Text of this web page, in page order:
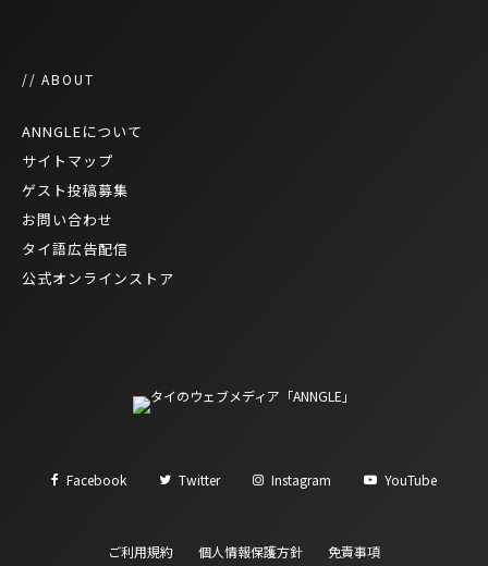
// ABOUT
ANNGLEについて
サイトマップ
ゲスト投稿募集
お問い合わせ
タイ語広告配信
公式オンラインストア
Facebook Twitter Instagram YouTube
ご利用規約 個人情報保護方針 免責事項